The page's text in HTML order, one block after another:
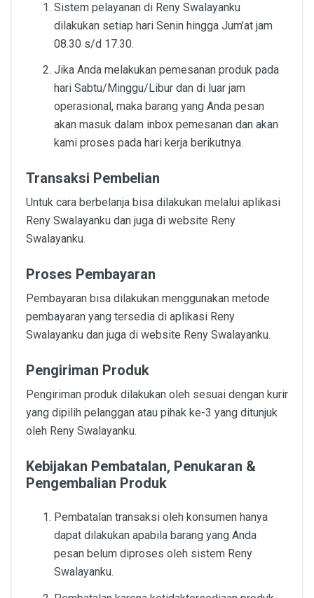
Sistem pelayanan di Reny Swalayanku
dilakukan setiap hari Senin hingga Jum’at jam
08.30 s/d 17.30.
Jika Anda melakukan pemesanan produk pada
hari Sabtu/Minggu/Libur dan di luar jam
operasional, maka barang yang Anda pesan
akan masuk dalam inbox pemesanan dan akan
kami proses pada hari kerja berikutnya.
Transaksi Pembelian
Untuk cara berbelanja bisa dilakukan melalui aplikasi
Reny Swalayanku dan juga di website Reny
Swalayanku.
Proses Pembayaran
Pembayaran bisa dilakukan menggunakan metode
pembayaran yang tersedia di aplikasi Reny
Swalayanku dan juga di website Reny Swalayanku.
Pengiriman Produk
Pengiriman produk dilakukan oleh sesuai dengan kurir
yang dipilih pelanggan atau pihak ke-3 yang ditunjuk
oleh Reny Swalayanku.
Kebijakan Pembatalan, Penukaran &
Pengembalian Produk
Pembatalan transaksi oleh konsumen hanya
dapat dilakukan apabila barang yang Anda
pesan belum diproses oleh sistem Reny
Swalayanku.